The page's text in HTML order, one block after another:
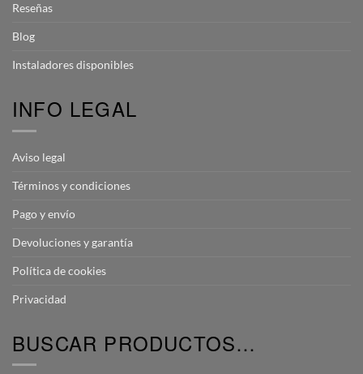
Reseñas
Blog
Instaladores disponibles
INFO LEGAL
Aviso legal
Términos y condiciones
Pago y envío
Devoluciones y garantía
Política de cookies
Privacidad
BUSCAR PRODUCTOS…